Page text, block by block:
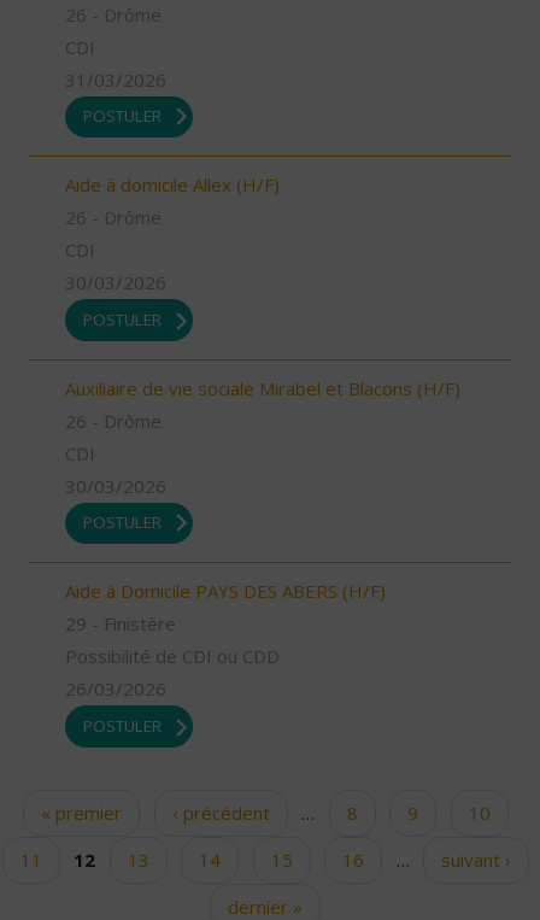
26 - Drôme
CDI
31/03/2026
POSTULER
Aide à domicile Allex (H/F)
26 - Drôme
CDI
30/03/2026
POSTULER
Auxiliaire de vie sociale Mirabel et Blacons (H/F)
26 - Drôme
CDI
30/03/2026
POSTULER
Aide à Domicile PAYS DES ABERS (H/F)
29 - Finistère
Possibilité de CDI ou CDD
26/03/2026
POSTULER
Pages« premier ‹ précédent … 8 9
10
11
12 13 14 15 16 …
suivant ›
dernier »